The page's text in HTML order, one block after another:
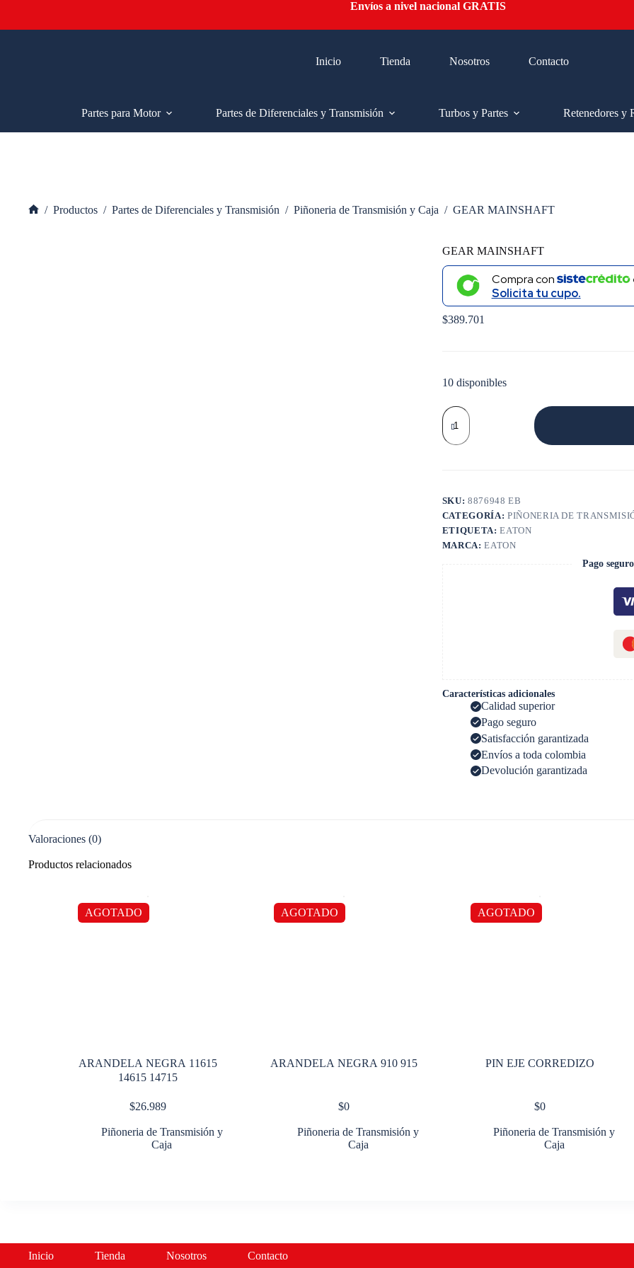
contenido
Envíos a nivel nacional GRATIS
Inicio Tienda Nosotros Contacto
Partes para Motor
Partes de Diferenciales y Transmisión Turbos y Partes Retenedores y
/ Productos / Partes de Diferenciales y Transmisión / Piñoneria de Transmisión y Caja / GEAR MAINSHAFT
GEAR MAINSHAFT
Compra con
Solicita tu cupo.
$389.701
10 disponibles
GEAR
MAINSHAFT
cantidad
SKU:8876948 EB
CATEGORÍA: PIÑONERIA DE
ETIQUETA:EATON
MARCA:EATON
Pago
Características adicionales
Calidad superior
Pago seguro
Satisfacción garantizada
Envíos a toda colombia
Devolución garantizada
Valoraciones (0)
Productos relacionados
AGOTADO
ARANDELA NEGRA 11615
14615 14715
$26.989
Piñoneria de Transmisión y
Caja
AGOTADO
ARANDELA NEGRA 910 915
$0
Piñoneria de Transmisión y
Caja
AGOTADO
PIN EJE CORREDIZO
$0
Piñoneria de Transmisión y
Caja
Inicio Tienda Nosotros Contacto